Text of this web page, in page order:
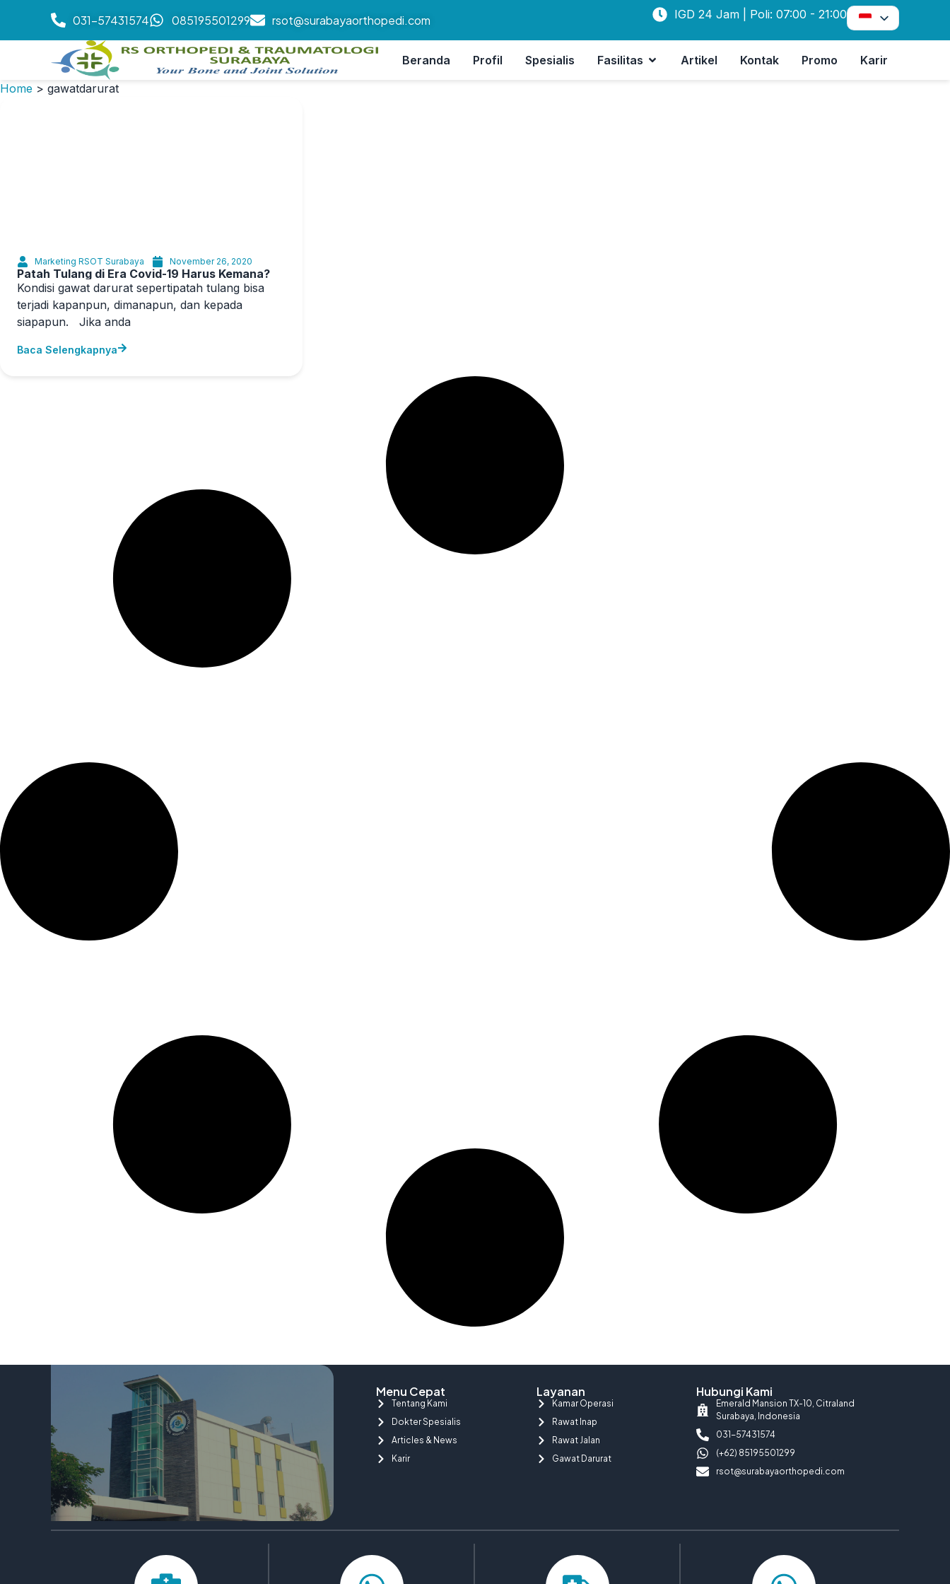
031-57431574 085195501299 rsot@surabayaorthopedi.com IGD 24 Jam | Poli: 07:00 - 21:00
Beranda Profil Spesialis Fasilitas Artikel Kontak Promo
Karir
Home > gawatdarurat
Marketing RSOT Surabaya November 26, 2020
Patah Tulang di Era Covid-19 Harus Kemana?
Kondisi gawat darurat sepertipatah tulang bisa
terjadi kapanpun, dimanapun, dan kepada
siapapun. Jika anda
Baca Selengkapnya
Menu Cepat
Tentang Kami
Dokter Spesialis
Articles & News
Karir
Layanan
Kamar Operasi
Rawat Inap
Rawat Jalan
Gawat Darurat
Hubungi Kami
Emerald Mansion TX-10, Citraland
Surabaya, Indonesia
031-57431574
(+62) 85195501299
rsot@surabayaorthopedi.com